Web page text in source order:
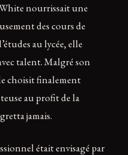
nourrissait une
des cours de
au lycée, elle
talent. Malgré son
choisit finalement
au profit de la
jamais.
était envisagé par